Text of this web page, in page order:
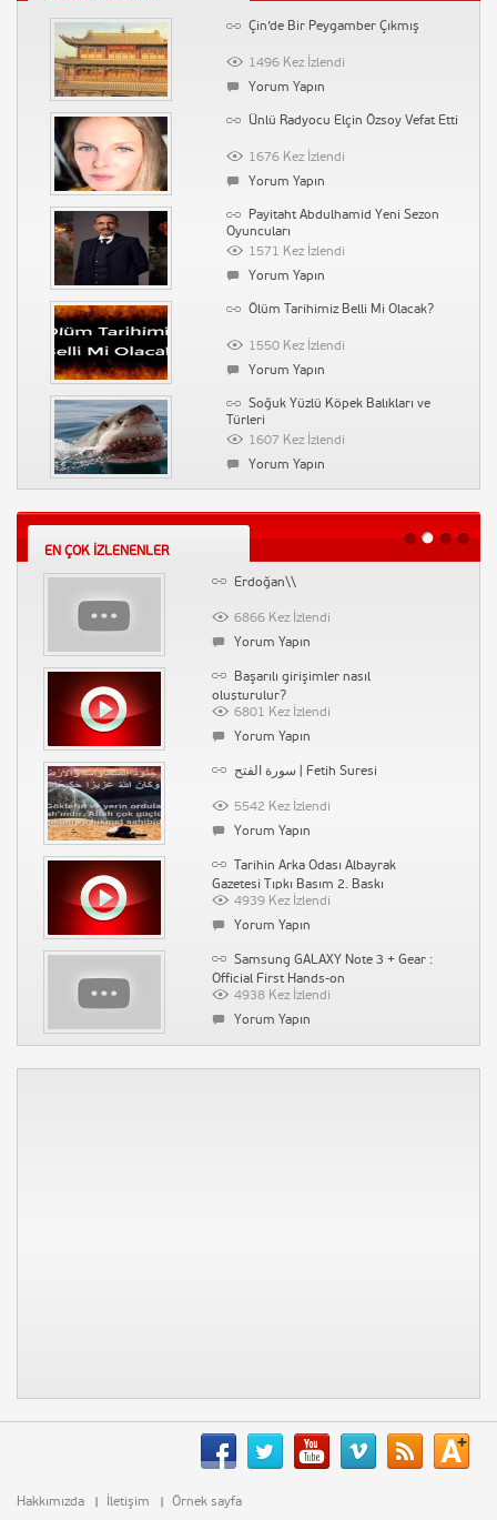
Çin’de Bir Peygamber Çıkmış
1496 Kez İzlendi
Yorum Yapın
Ünlü Radyocu Elçin Özsoy Vefat Etti
1676 Kez İzlendi
Yorum Yapın
Payitaht Abdulhamid Yeni Sezon
Oyuncuları
1571 Kez İzlendi
Yorum Yapın
Ölüm Tarihimiz Belli Mi Olacak?
1550 Kez İzlendi
Yorum Yapın
Soğuk Yüzlü Köpek Balıkları ve
Türleri
1607 Kez İzlendi
Yorum Yapın
Cevri Kalfa
1525 Kez İzlendi
Yorum Yapın
Gazeteci Sabahattin Önkibar
Biyografi
Yorum Yapın
Saç Neden Yağlanır
Yorum Yapın
Sosyal Medyadan İndirim Kuponları
Kazanın
Yorum Yapın
Su Kaçağı Tespiti İstanbul Ak Tesisat
Yorum Yapın
EN ÇOK İZLENENLER
Başçalan Marşı
3715 Kez İzlendi
Tatar Ramazan Dizi Müziği –
Hüzün (Kalp Ağrısı)
153037 Kez İzlendi
Tarihin Arka Odası-17 Mart 2012-
Büyücülük Tarihi
90201 Kez İzlendi
Diversity Derneği – Farklılık
Derneği
89721 Kez İzlendi
Vaka-i Vakvakiye (Çınar Vakası)
71303 Kez İzlendi
Tarihin Arka Odası-Emine
53201 Kez İzlendi
Erdoğan\\
6866 Kez İzlendi
Yorum Yapın
Başarılı girişimler nasıl
oluşturulur?
6801 Kez İzlendi
Yorum Yapın
سورة الفتح | Fetih Suresi
5542 Kez İzlendi
Yorum Yapın
Tarihin Arka Odası Albayrak
Gazetesi Tıpkı Basım 2. Baskı
4939 Kez İzlendi
Yorum Yapın
Samsung GALAXY Note 3 + Gear :
Official First Hands-on
4938 Kez İzlendi
Yorum Yapın
Sahneler :D HQ
Yorum Yapın
Musa Gezici – Çağrı – Rabbin
seninle olsa
3969 Kez İzlendi
Yorum Yapın
Hakkımızda İletişim Örnek sayfa